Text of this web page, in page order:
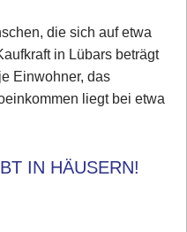
die sich auf etwa
in Lübars beträgt
Einwohner, das
liegt bei etwa
IN HÄUSERN!